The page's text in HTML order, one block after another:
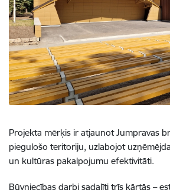
Projekta mērķis ir atjaunot Jumpravas
piegulošo teritoriju, uzlabojot
un kultūras pakalpojumu efektivitāti.
Būvniecības darbi sadalīti trīs kārtās –